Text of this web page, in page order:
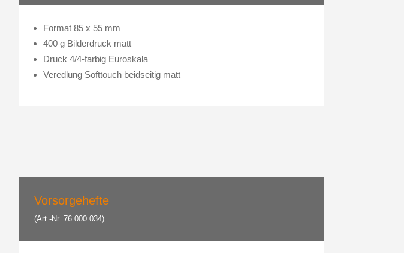
Format 85 x 55 mm
400 g Bilderdruck matt
Druck 4/4-farbig Euroskala
Veredlung Softtouch beidseitig matt
Vorsorgehefte
(Art.-Nr. 76 000 034)